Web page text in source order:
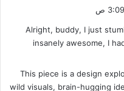
Alright, buddy, I just
insanely awesome, I
This piece is a design
wild visuals, brain-hugging